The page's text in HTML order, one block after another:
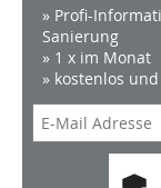
» Profi-
Sanierung
» 1 x im Monat
» kostenlos